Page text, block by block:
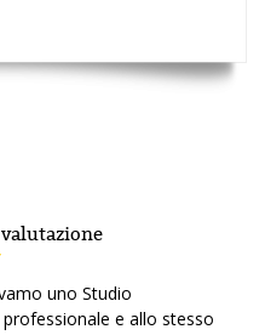
valutazione
uno Studio
e allo stesso